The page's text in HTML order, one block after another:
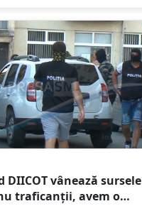
DIICOT vânează sursele
traficanții, avem o